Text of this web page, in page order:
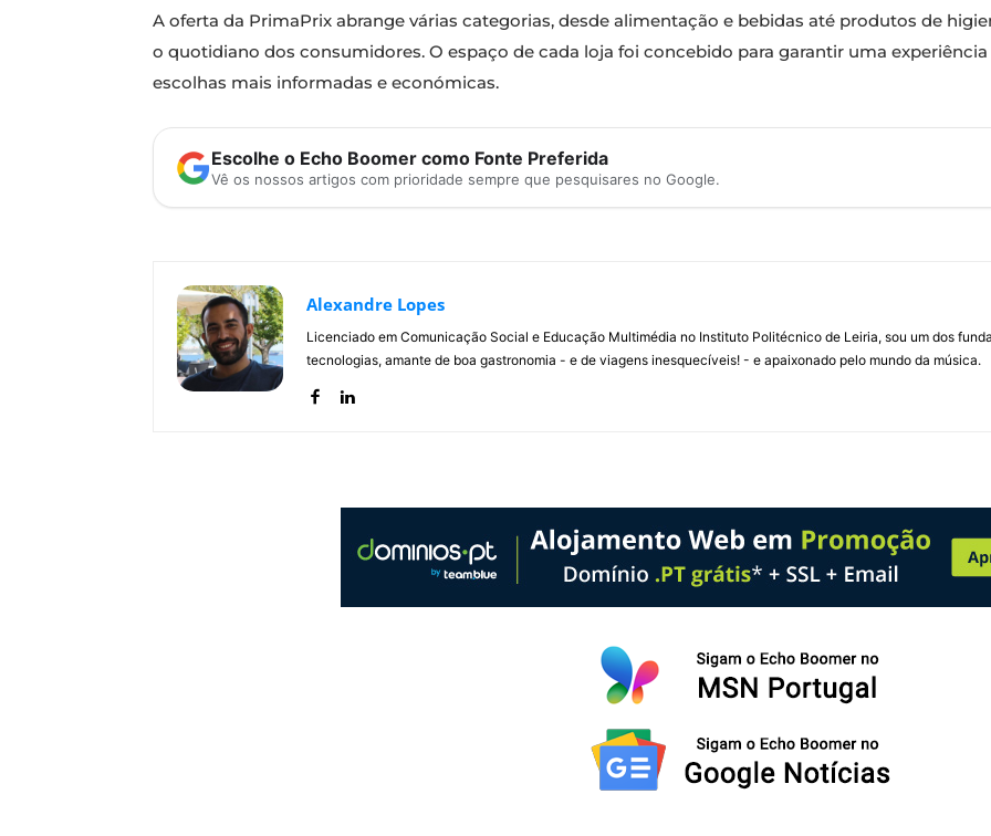
A oferta da PrimaPrix abrange várias categorias, desde alimentação e bebidas até produtos de
o quotidiano dos consumidores. O espaço de cada loja foi concebido para garantir uma
escolhas mais informadas e económicas.
Escolhe o Echo Boomer como Fonte Preferida
Vê os nossos artigos com prioridade sempre que pesquisares no Google.
Alexandre Lopes
Licenciado em Comunicação Social e Educação Multimédia no Instituto Politécnico de Leiria, sou um dos
tecnologias, amante de boa gastronomia - e de viagens inesquecíveis! - e apaixonado pelo mundo da música.